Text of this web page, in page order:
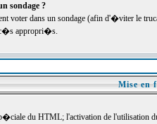
sondage ?
voter dans un sondage (afin d'�viter le
appropri�s.
Mise en
du HTML; l'activation de l'utilisation